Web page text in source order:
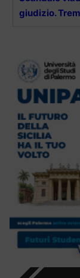
giudizio.